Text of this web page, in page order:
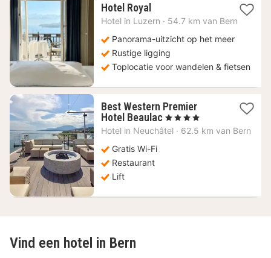
Hotel Royal1
nacht
275,11
€
Hotel in Luzern · 54.7 km van Bern
Panorama-uitzicht op het meer
Rustige ligging
Toplocatie voor wandelen & fietsen
Best Western Premier
Hotel Beaulac 1
nacht
, 4 Sterren
Hotel in Neuchâtel · 62.5 km van Bern
Gratis Wi-Fi
Restaurant
Lift
Vind een hotel in Bern